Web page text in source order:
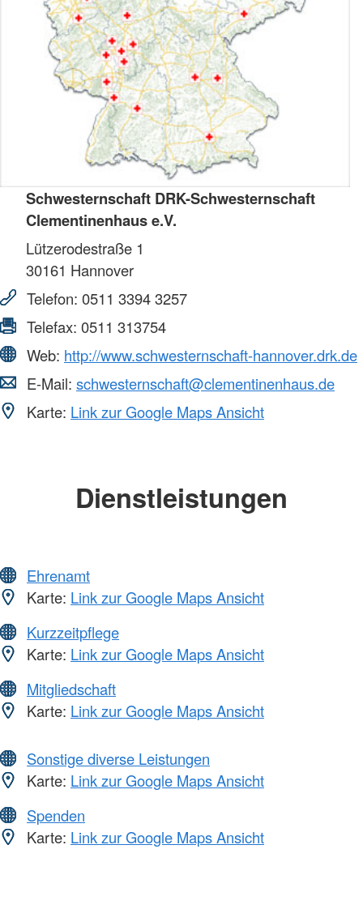
Schwesternschaft DRK-Schwesternschaft
Clementinenhaus e.V.
Lützerodestraße 1
30161 Hannover
Telefon: 0511 3394 3257
Telefax: 0511 313754
Web: http://www.schwesternschaft-hannover.drk.de
E-Mail: schwesternschaft@clementinenhaus.de
Karte: Link zur Google Maps Ansicht
Dienstleistungen
Ehrenamt
Karte: Link zur Google Maps Ansicht
Kurzzeitpflege
Karte: Link zur Google Maps Ansicht
Mitgliedschaft
Karte: Link zur Google Maps Ansicht
Sonstige diverse Leistungen
Karte: Link zur Google Maps Ansicht
Spenden
Karte: Link zur Google Maps Ansicht